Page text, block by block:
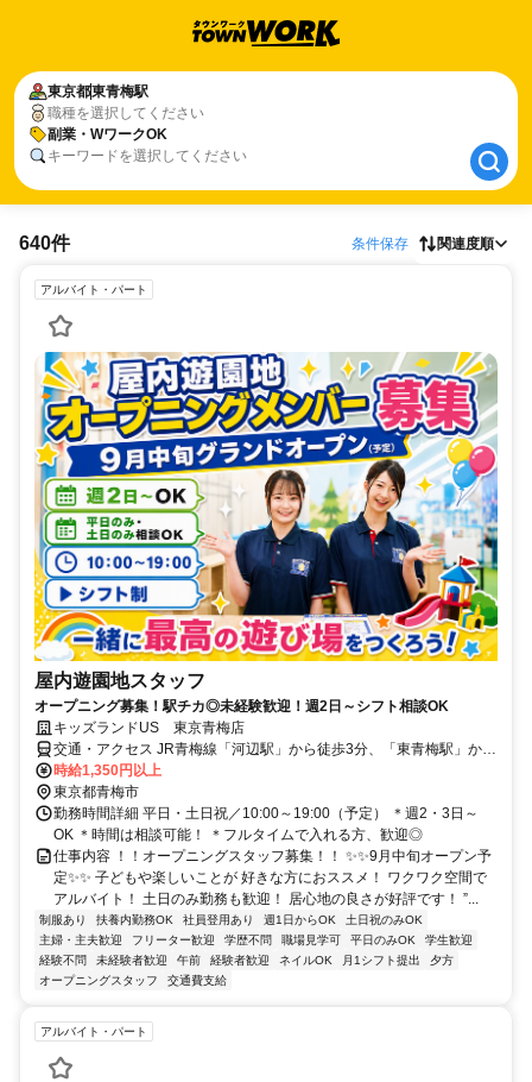
東京都東青梅駅
職種を選択してください
副業・WワークOK
キーワードを選択してください
東京都東青梅駅
副業・WワークOK
640件 条件保存 関連度順
アルバイト・パート
屋内遊園地スタッフ
オープニング募集！駅チカ◎未経験歓迎！週2日～シフト相談OK
キッズランドUS 東京青梅店
交通・アクセス JR青梅線「河辺駅」から徒歩3分、「東青梅駅」から
車で6分
時給1,350円以上
東京都青梅市
勤務時間詳細 平日・土日祝／10:00～19:00（予定） ＊週2・3日～
OK ＊時間は相談可能！ ＊フルタイムで入れる方、歓迎◎
仕事内容 ！！オープニングスタッフ募集！！ ✨✨9月中旬オープン予
定✨✨ 子どもや楽しいことが 好きな方におススメ！ ワクワク空間で
アルバイト！ 土日のみ勤務も歓迎！ 居心地の良さが好評です！ ”...
制服あり 扶養内勤務OK 社員登用あり 週1日からOK
土日祝のみOK
主婦・主夫歓迎
フリーター歓迎 学歴不問 職場見学可 平日のみOK
学生歓迎
経験不問
未経験者歓迎 午前 経験者歓迎 ネイルOK 月1シフト提出
夕方
オープニングスタッフ
交通費支給
アルバイト・パート